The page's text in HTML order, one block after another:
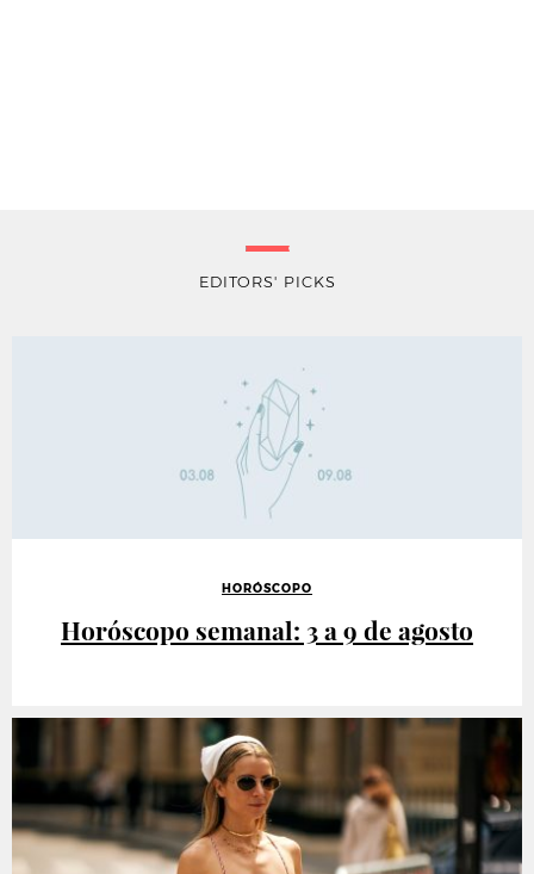
EDITORS' PICKS
HORÓSCOPO
Horóscopo semanal: 3 a 9 de agosto